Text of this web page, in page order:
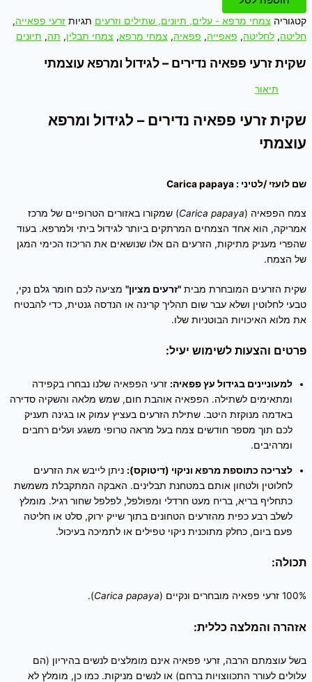
קטגוריה צמחי מרפא - עלים, תיונים, שתילים וזרעים תגיות זרעי פפאייה,
חליטה, לחליטה, פאפייה, פפאיה, צמחי מרפא, צמחי תבלין, תה, תיונים
שקית זרעי פפאיה נדירים – לגידול ומרפא עוצמתי
תיאור
שקית זרעי פפאיה נדירים – לגידול ומרפא
עוצמתי
שם לועזי /לטיני : Carica papaya
צמח הפפאיה (Carica papaya) שמקורו באזורים הטרופיים של מרכז
אמריקה, הוא אחד הצמחים המרתקים ביותר לגידול ביתי ולמרפא. בעוד
שהפרי מעניק מתיקות, הזרעים הם אלו שנושאים את הריכוז הכימי המגן
של הצמח.
שקית הזרעים המובחרת מבית "זרעים מציון" מציעה לכם חומר גלם נקי,
טבעי לחלוטין ושלא עבר שום תהליך קרינה או הנדסה גנטית, כדי להבטיח
את מלוא האיכויות הבוטניות שלו.
פרטים והצעות לשימוש יעיל:
למעוניינים בגידול עץ פפאיה: זרעי הפפאיה שלנו נבחרו בקפידה
ומתאימים לשתילה. הפפאיה אוהבת חום, שמש מלאה והשקיה סדירה
באדמה מנוקזת היטב. שתילת הזרעים בעציץ עמוק או בגינה תעניק
לכם תוך מספר חודשים צמח בעל מראה טרופי משגע ועלים רחבים
ומרהיבים.
לצריכה כתוספת מרפא וניקוי (דיטוקס): ניתן לייבש את הזרעים
לחלוטין ולטחון אותם במטחנת תבלינים. האבקה המתקבלת משמשת
כתחליף בריא, בריח מעט חרדלי ומפולפל, לפלפל שחור רגיל. מומלץ
לשלב רבע כפית מהזרעים הטחונים בתוך שייק ירוק, סלט או חליטה
פעם ביום, כחלק מתוכנית ניקוי טפילים או לתמיכה בעיכול.
תכולה:
100% זרעי פפאיה מובחרים ונקיים ( Carica papaya
).
אזהרה והמלצה כללית:
בשל עוצמתם הרבה, זרעי פפאיה אינם מומלצים לנשים בהיריון (הם
עלולים לעורר התכווצויות ברחם) או לנשים מניקות. כמו כן, מומלץ לא